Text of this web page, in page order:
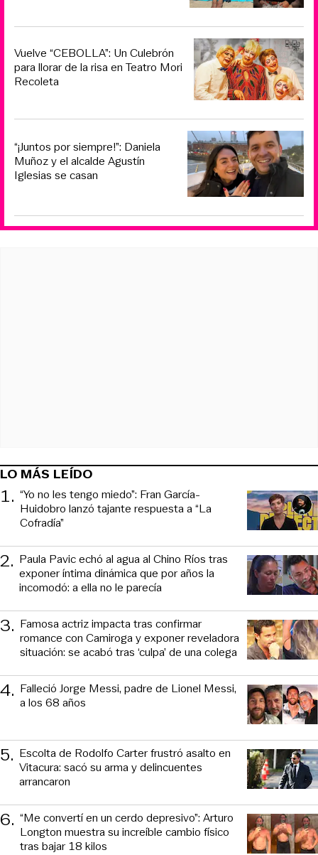
Vuelve “CEBOLLA”: Un Culebrón
para llorar de la risa en Teatro Mori
Recoleta
“¡Juntos por siempre!”: Daniela
Muñoz y el alcalde Agustín
Iglesias se casan
LO MÁS LEÍDO
1. “Yo no les tengo miedo”: Fran García-
Huidobro lanzó tajante respuesta a “La
Cofradía”
2. Paula Pavic echó al agua al Chino Ríos tras
exponer íntima dinámica que por años la
incomodó: a ella no le parecía
3. Famosa actriz impacta tras confirmar
romance con Camiroga y exponer reveladora
situación: se acabó tras ‘culpa’ de una colega
4. Falleció Jorge Messi, padre de Lionel Messi,
a los 68 años
5. Escolta de Rodolfo Carter frustró asalto en
Vitacura: sacó su arma y delincuentes
arrancaron
6. “Me convertí en un cerdo depresivo”: Arturo
Longton muestra su increíble cambio físico
tras bajar 18 kilos